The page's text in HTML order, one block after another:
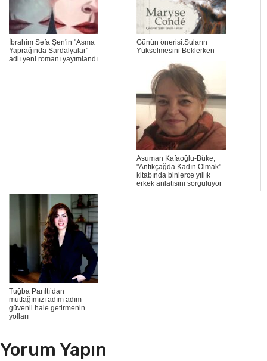
İbrahim Sefa Şen'in "Asma
Yaprağında Sardalyalar"
adlı yeni romanı yayımlandı
Günün önerisi:Suların
Yükselmesini Beklerken
Asuman Kafaoğlu-Büke,
"Antikçağda Kadın Olmak"
kitabında binlerce yıllık
erkek anlatısını sorguluyor
Tuğba Parıltı’dan
mutfağımızı adım adım
güvenli hale getirmenin
yolları
Yorum Yapın